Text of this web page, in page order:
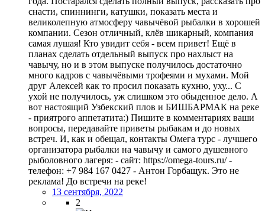
снасти, спиннинги, катушки, показать места и
великолепную атмосферу чавычёвой рыбалки в хорошей
компании. Сезон отличный, клёв шикарный, компания
самая лушая! Кто увидит себя - всем привет! Ещё в
планах сделать отдельный выпуск про нахлыст на
чавычу, но и в этом выпуске получилось достаточно
много кадров с чавычёвыми трофеями и мухами. Мой
друг Алексей как то просил показать кухню, уху... С
ухой не получилось, уж слишком это обыденное дело. А
вот настоящий Узбекский плов и БИШБАРМАК на реке
- приятрого аппетатита:) Пишите в комментариях ваши
вопросы, передавайте приветы рыбакам и до новых
встреч. И, как и обещал, контакты Омега турс - лучшего
организатора рыбалки на чавычу и самого душевного
рыболовного лагеря: - сайт: https://omega-tours.ru/ -
телефон: +7 984 167 0427 - Антон Горбащук. Это не
реклама! До встречи на реке!
13 сентября, 2022
2